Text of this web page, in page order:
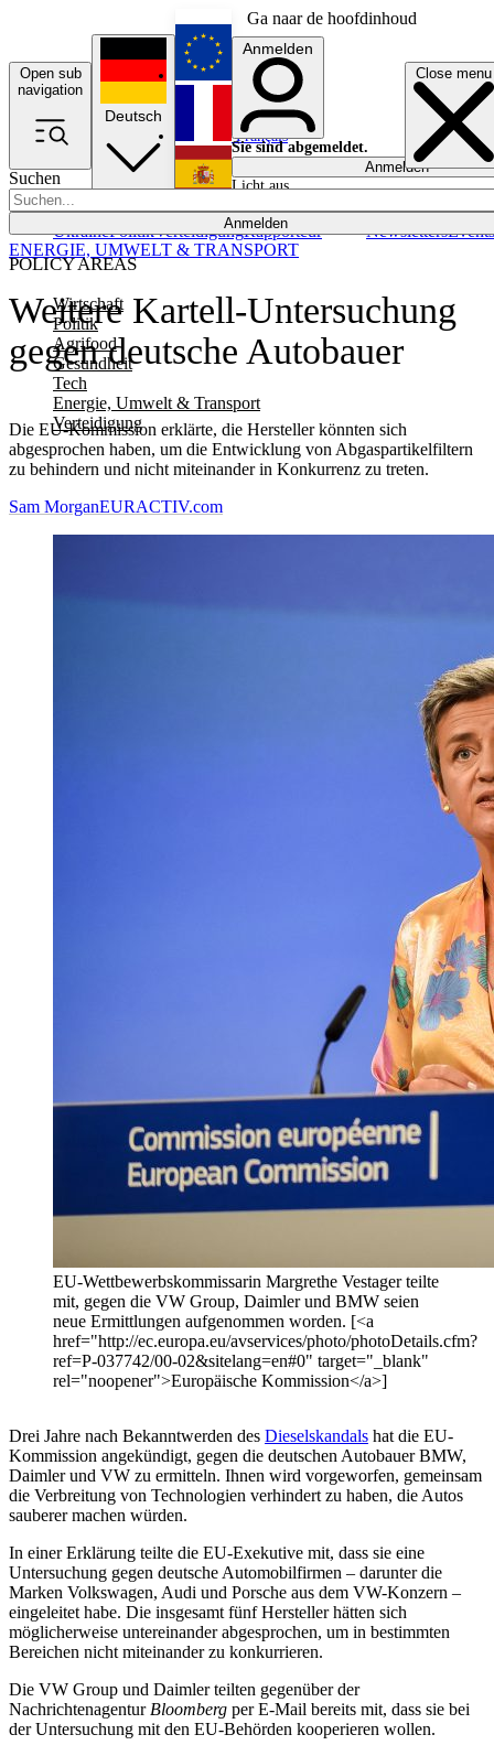
Ga naar de hoofdinhoud
Open sub
navigation
Close menu
Suchen
Anmelden
POLICY AREAS
Wirtschaft
Politik
Agrifood
Gesundheit
Tech
Energie, Umwelt & Transport
Verteidigung
UkrainePolitikVerteidigungRapporteur NewslettersEvents
Deutsch
English
Français
Anmelden
Sie sind abgemeldet.
Anmelden
Licht aus
Weitere Kartell-Untersuchung
gegen deutsche Autobauer
Die EU-Kommission erklärte, die Hersteller könnten sich
abgesprochen haben, um die Entwicklung von Abgaspartikelfiltern
zu behindern und nicht miteinander in Konkurrenz zu treten.
ENERGIE, UMWELT & TRANSPORT
Sam MorganEURACTIV.com
EU-Wettbewerbskommissarin Margrethe Vestager teilte
mit, gegen die VW Group, Daimler und BMW seien
neue Ermittlungen aufgenommen worden. [<a
href="http://ec.europa.eu/avservices/photo/photoDetails.cfm?
ref=P-037742/00-02&sitelang=en#0" target="_blank"
rel="noopener">Europäische Kommission</a>]
Drei Jahre nach Bekanntwerden des Dieselskandals hat die EU-
Kommission angekündigt, gegen die deutschen Autobauer BMW,
Daimler und VW zu ermitteln. Ihnen wird vorgeworfen, gemeinsam
die Verbreitung von Technologien verhindert zu haben, die Autos
sauberer machen würden.
In einer Erklärung teilte die EU-Exekutive mit, dass sie eine
Untersuchung gegen deutsche Automobilfirmen – darunter die
Marken Volkswagen, Audi und Porsche aus dem VW-Konzern –
eingeleitet habe. Die insgesamt fünf Hersteller hätten sich
möglicherweise untereinander abgesprochen, um in bestimmten
Bereichen nicht miteinander zu konkurrieren.
Die VW Group und Daimler teilten gegenüber der
Nachrichtenagentur Bloomberg per E-Mail bereits mit, dass sie bei
der Untersuchung mit den EU-Behörden kooperieren wollen.